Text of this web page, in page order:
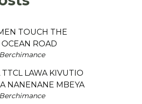
TOUCH THE
ROAD
LAWA KIVUTIO
NANENANE MBEYA